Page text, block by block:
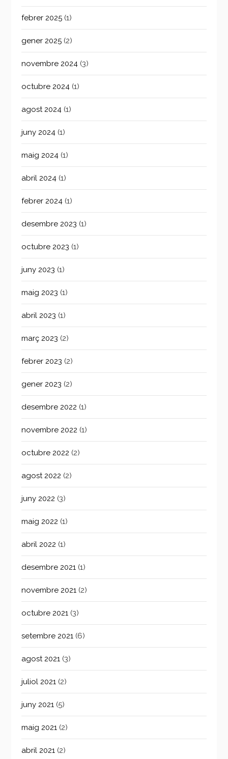
febrer 2025 (1)
gener 2025 (2)
novembre 2024 (3)
octubre 2024 (1)
agost 2024 (1)
juny 2024 (1)
maig 2024 (1)
abril 2024 (1)
febrer 2024 (1)
desembre 2023 (1)
octubre 2023 (1)
juny 2023 (1)
maig 2023 (1)
abril 2023 (1)
març 2023 (2)
febrer 2023 (2)
gener 2023 (2)
desembre 2022 (1)
novembre 2022 (1)
octubre 2022 (2)
agost 2022 (2)
juny 2022 (3)
maig 2022 (1)
abril 2022 (1)
desembre 2021 (1)
novembre 2021 (2)
octubre 2021 (3)
setembre 2021 (6)
agost 2021 (3)
juliol 2021 (2)
juny 2021 (5)
maig 2021 (2)
abril 2021 (2)